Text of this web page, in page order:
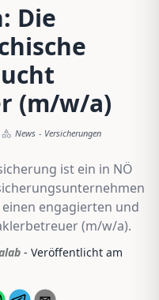
Die
(m/w/a)
News - Versicherungen
ist ein in NÖ
engagierten und
(m/w/a).
- Veröffentlicht am